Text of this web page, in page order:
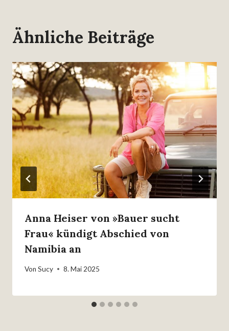
Ähnliche Beiträge
Anna Heiser von »Bauer sucht
Frau« kündigt Abschied von
Namibia an
Von Sucy 8. Mai 2025